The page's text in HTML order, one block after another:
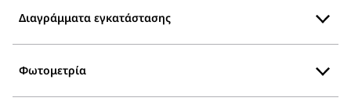
Διαγράμματα εγκατάστασης
Φωτομετρία